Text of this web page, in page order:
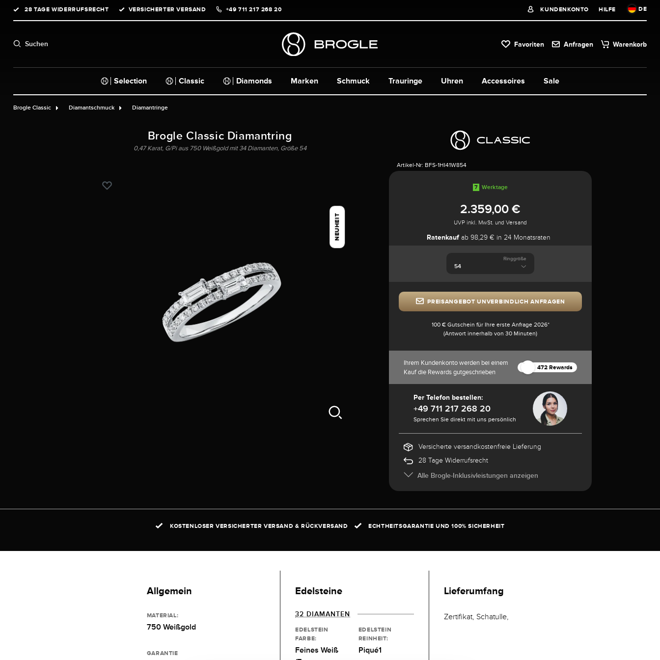
Zur Hauptnavigation springen
28 TAGE WIDERRUFSRECHT VERSICHERTER VERSAND +49 711 217 268 20 KUNDENKONTO HILFE DE
Suchen Favoriten Anfragen Warenkorb
Selection Classic Diamonds Marken Schmuck Uhren Accessoires Sale
Trauringe
Brogle Classic Diamantschmuck Diamantringe
Brogle Classic Diamantring
0,47 Karat, G/Pi aus 750 Weißgold mit 34 Diamanten, Größe 54
NEUHEIT
Artikel-Nr: BFS-1HI41W854
7 Werktage
2.359,00 €
UVP inkl. MwSt. und Versand
Ratenkaufab 98,29 € in 24 Monatsraten
Ringgröße
PREISANGEBOT UNVERBINDLICH ANFRAGEN
100 € Gutschein für Ihre erste Anfrage 2026*
(Antwort innerhalb von 30 Minuten)
Ihrem Kundenkonto werden bei einem
Kauf die Rewards gutgeschrieben
472 Rewards
Per Telefon bestellen:
+49 711 217 268 20
Sprechen Sie direkt mit uns persönlich
Versicherte versandkostenfreie Lieferung
28 Tage Widerrufsrecht
Alle Brogle-Inklusivleistungen anzeigen
KOSTENLOSER VERSICHERTER VERSAND & RÜCKVERSAND ECHTHEITSGARANTIE UND 100% SICHERHEIT
Allgemein
MATERIAL:
750 Weißgold
GARANTIE
Edelsteine
32 DIAMANTEN
EDELSTEIN
FARBE:
Feines Weiß
EDELSTEIN
REINHEIT:
Piqué1
Lieferumfang
Zertifikat, Schatulle,